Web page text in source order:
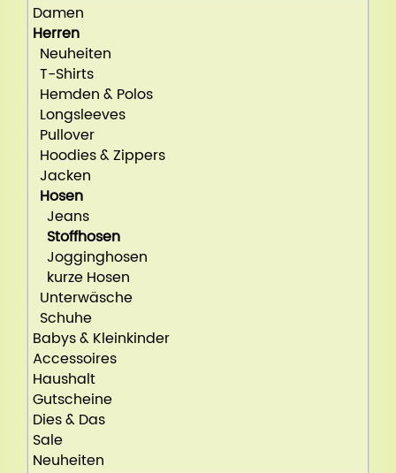
Damen
Herren
Neuheiten
T-Shirts
Hemden & Polos
Longsleeves
Pullover
Hoodies & Zippers
Jacken
Hosen
Jeans
Stoffhosen
Jogginghosen
kurze Hosen
Unterwäsche
Schuhe
Babys & Kleinkinder
Accessoires
Haushalt
Gutscheine
Dies & Das
Sale
Neuheiten